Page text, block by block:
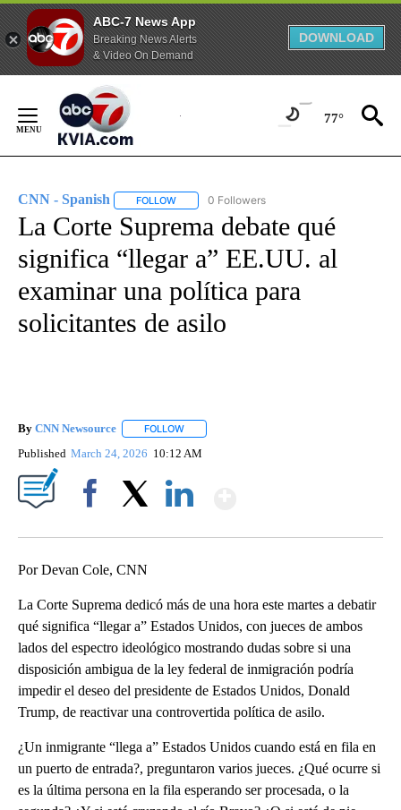
ABC-7 News App
Breaking News Alerts
& Video On Demand
DOWNLOAD
Content
77°
CNN - Spanish FOLLOW FOLLOW "CNN - SPANISH" TO RECEIVE
0 Followers
La Corte Suprema debate qué
significa “llegar a” EE.UU. al
examinar una política para
solicitantes de asilo
By CNN Newsource FOLLOW
Published March 24, 2026 10:12 AM
Por Devan Cole, CNN
La Corte Suprema dedicó más de una hora este martes a debatir
qué significa “llegar a” Estados Unidos, con jueces de ambos
lados del espectro ideológico mostrando dudas sobre si una
disposición ambigua de la ley federal de inmigración podría
impedir el deseo del presidente de Estados Unidos, Donald
Trump, de reactivar una controvertida política de asilo.
¿Un inmigrante “llega a” Estados Unidos cuando está en fila en
un puerto de entrada?, preguntaron varios jueces. ¿Qué ocurre si
es la última persona en la fila esperando ser procesada, o la